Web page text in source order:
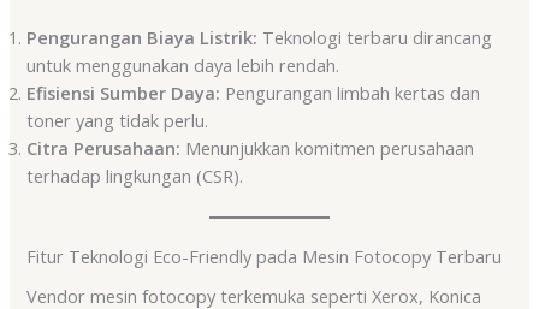
Pengurangan Biaya Listrik: Teknologi terbaru dirancang
untuk menggunakan daya lebih rendah.
Efisiensi Sumber Daya: Pengurangan limbah kertas dan
toner yang tidak perlu.
Citra Perusahaan: Menunjukkan komitmen perusahaan
terhadap lingkungan (CSR).
Fitur Teknologi Eco-Friendly pada Mesin Fotocopy Terbaru
Vendor mesin fotocopy terkemuka seperti Xerox, Konica